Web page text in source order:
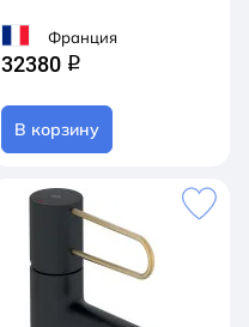
Франция
32380 q
В корзину